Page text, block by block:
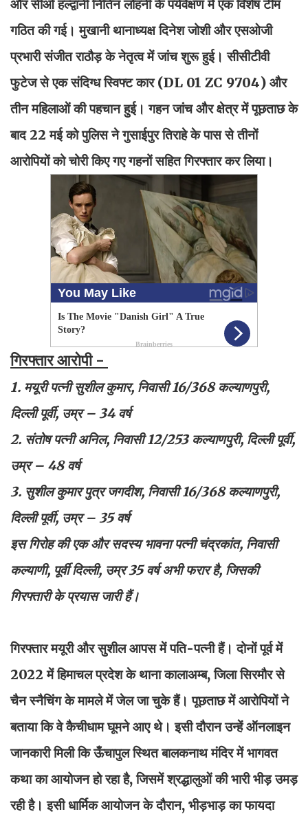
और सीओ हल्द्वानी नितिन लोहनी के पर्यवेक्षण में एक विशेष टीम
गठित की गई। मुखानी थानाध्यक्ष दिनेश जोशी और एसओजी
प्रभारी संजीत राठौड़ के नेतृत्व में जांच शुरू हुई। सीसीटीवी
फुटेज से एक संदिग्ध स्विफ्ट कार (DL 01 ZC 9704) और
तीन महिलाओं की पहचान हुई। गहन जांच और क्षेत्र में पूछताछ के
बाद 22 मई को पुलिस ने गुसाईपुर तिराहे के पास से तीनों
आरोपियों को चोरी किए गए गहनों सहित गिरफ्तार कर लिया।
गिरफ्तार आरोपी -
1. मयूरी पत्नी सुशील कुमार, निवासी 16/368 कल्याणपुरी,
दिल्ली पूर्वी, उम्र – 34 वर्ष
2. संतोष पत्नी अनिल, निवासी 12/253 कल्याणपुरी, दिल्ली पूर्वी,
उम्र – 48 वर्ष
3. सुशील कुमार पुत्र जगदीश, निवासी 16/368 कल्याणपुरी,
दिल्ली पूर्वी, उम्र – 35 वर्ष
इस गिरोह की एक और सदस्य भावना पत्नी चंद्रकांत, निवासी
कल्याणी, पूर्वी दिल्ली, उम्र 35 वर्ष अभी फरार है, जिसकी
गिरफ्तारी के प्रयास जारी हैं।
गिरफ्तार मयूरी और सुशील आपस में पति-पत्नी हैं। दोनों पूर्व में
2022 में हिमाचल प्रदेश के थाना कालाअम्ब, जिला सिरमौर से
चैन स्नैचिंग के मामले में जेल जा चुके हैं। पूछताछ में आरोपियों ने
बताया कि वे कैचीधाम घूमने आए थे। इसी दौरान उन्हें ऑनलाइन
जानकारी मिली कि ऊँचापुल स्थित बालकनाथ मंदिर में भागवत
कथा का आयोजन हो रहा है, जिसमें श्रद्धालुओं की भारी भीड़ उमड़
रही है। इसी धार्मिक आयोजन के दौरान, भीड़भाड़ का फायदा